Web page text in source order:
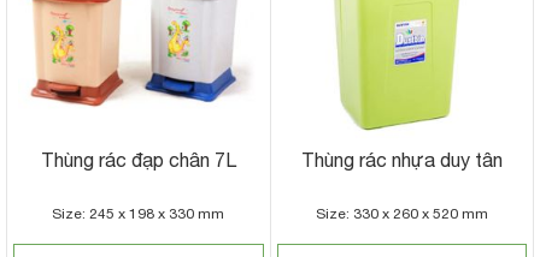
Thùng rác đạp chân 7L
Size: 245 x 198 x 330 mm
Thùng rác nhựa duy tân
Size: 330 x 260 x 520 mm